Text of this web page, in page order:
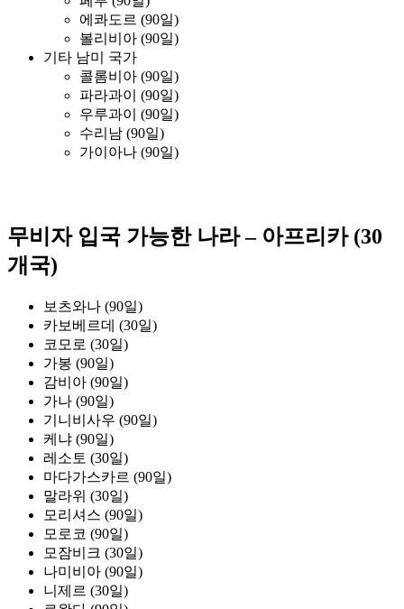
에콰도르 (90일)
볼리비아 (90일)
기타 남미 국가
콜롬비아 (90일)
파라과이 (90일)
우루과이 (90일)
수리남 (90일)
가이아나 (90일)
무비자 입국 가능한 나라 – 아프리카 (30
개국)
보츠와나 (90일)
카보베르데 (30일)
코모로 (30일)
가봉 (90일)
감비아 (90일)
가나 (90일)
기니비사우 (90일)
케냐 (90일)
레소토 (30일)
마다가스카르 (90일)
말라위 (30일)
모리셔스 (90일)
모로코 (90일)
모잠비크 (30일)
나미비아 (90일)
니제르 (30일)